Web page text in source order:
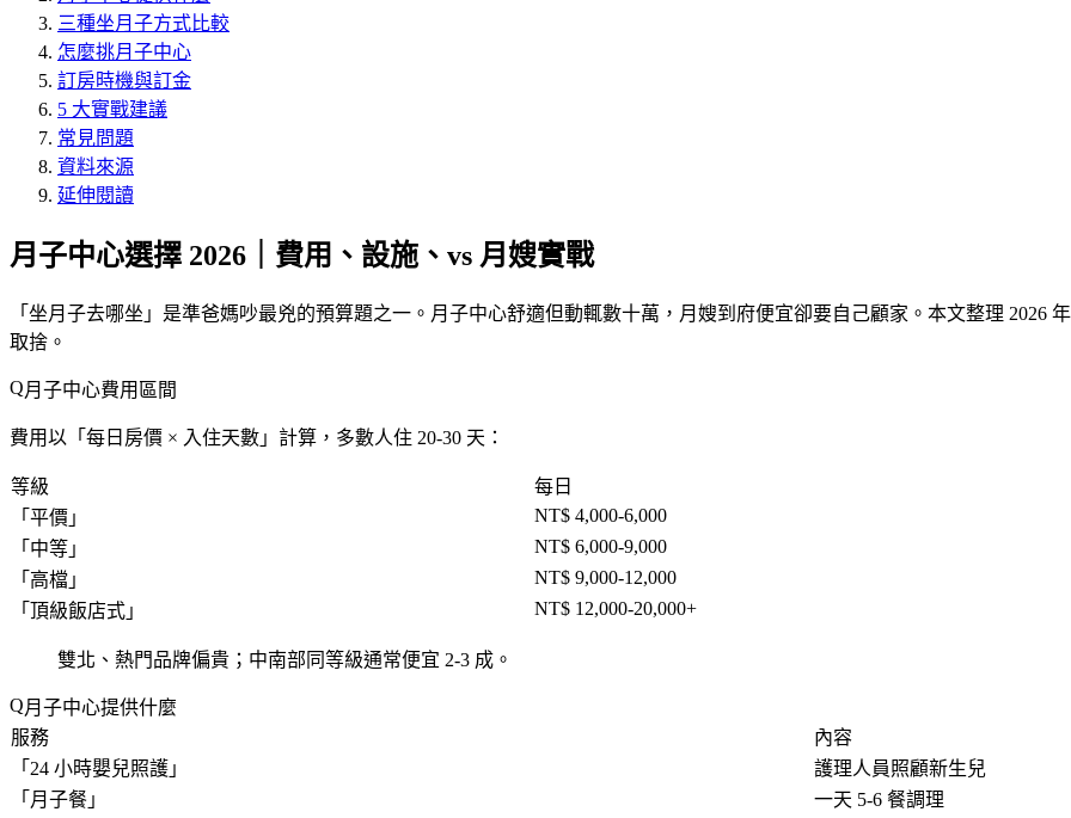
三種坐月子方式比較
怎麼挑月子中心
訂房時機與訂金
5 大實戰建議
常見問題
資料來源
延伸閱讀
月子中心選擇 2026｜費用、設施、vs 月嫂實戰
「 坐月子去哪坐 」是準爸媽吵最兇的預算題之一。月子中心舒適但動輒數十萬，月嫂到府便宜卻要自己顧家。本文整理 2026
取捨。
月子中心費用區間
費用以「 每日房價 × 入住天數 」計算，多數人住 20-30 天：
等級
每日
「 平價 」
NT$ 4,000-6,000
「 中等 」
NT$ 6,000-9,000
「 高檔 」
NT$ 9,000-12,000
「 頂級飯店式 」 NT$ 12,000-20,000+
雙北、熱門品牌偏貴；中南部同等級通常便宜 2-3 成。
月子中心提供什麼
服務
內容
「 24 小時嬰兒照護 」
護理人員照顧新生兒
「 月子餐 」
一天 5-6 餐調理